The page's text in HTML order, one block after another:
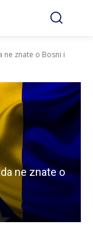
ne znate o Bosni i
ne znate o